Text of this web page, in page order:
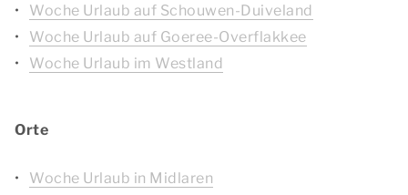
Woche Urlaub auf Schouwen-Duiveland
Woche Urlaub auf Goeree-Overflakkee
Woche Urlaub im Westland
Orte
Woche Urlaub in Midlaren